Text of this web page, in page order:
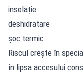
insolație
deshidratare
șoc termic
Riscul crește în
în lipsa accesului